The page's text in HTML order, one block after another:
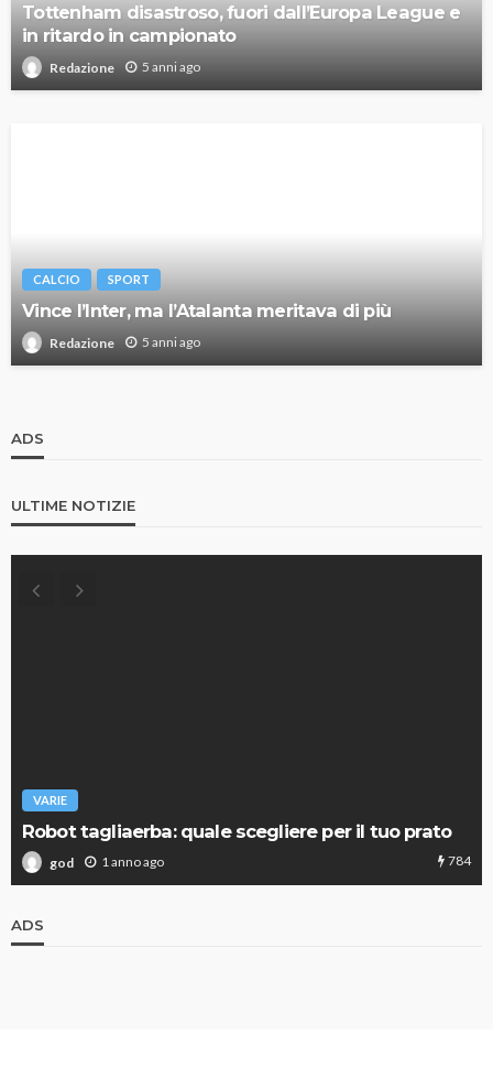
Tottenham disastroso, fuori dall’Europa League e
in ritardo in campionato
Redazione 5 anni ago
CALCIO SPORT
Vince l’Inter, ma l’Atalanta meritava di più
Redazione 5 anni ago
ADS
ULTIME NOTIZIE
VARIE
Robot tagliaerba: quale scegliere per il tuo prato
god 1 anno ago 784
ADS